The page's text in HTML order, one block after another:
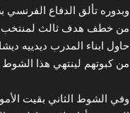
من خطف هدف ثالث لمنتخب
حاول ابناء المدرب ديدييه
من كبوتهم لينتهي هذا الشوط